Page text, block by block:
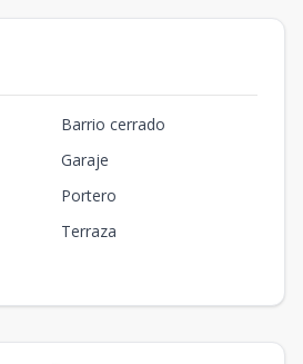
Barrio cerrado
Garaje
Portero
Terraza